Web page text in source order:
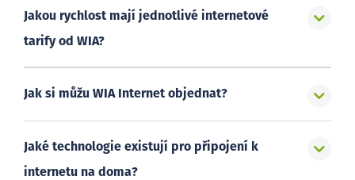
Jakou rychlost mají jednotlivé internetové
tarify od WIA?
Jak si můžu WIA Internet objednat?
Jaké technologie existují pro připojení k
internetu na doma?